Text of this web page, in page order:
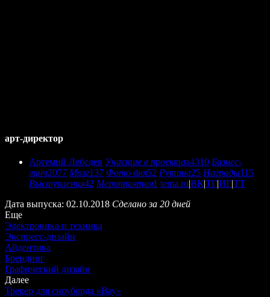
арт-директор
Артемий Лебедев Участие в проектах4310 Бизнес-
линч2077 Мозг137 Фото дня52 Рутина25 Награды115
Выступления42 Мероприятия1 tema.ru|ВК|ТГ|ИГ|ТТ
Дата выпуска: 02.10.2018 Сделано за 20 дней
Еще
Электроника и техника
Экспресс-дизайн
Айдентика
Брендинг
Графический дизайн
Далее
Трекер для сноуборда «Вау»